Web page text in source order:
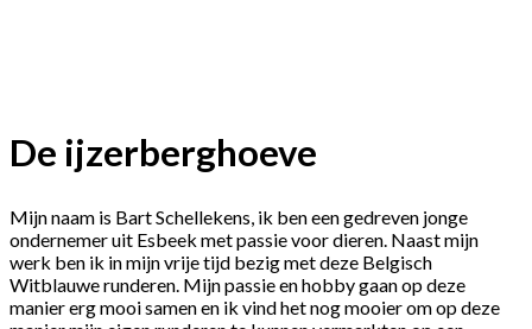
De ijzerberghoeve
Mijn naam is Bart Schellekens, ik ben een gedreven jonge
ondernemer uit Esbeek met passie voor dieren. Naast mijn
werk ben ik in mijn vrije tijd bezig met deze Belgisch
Witblauwe runderen. Mijn passie en hobby gaan op deze
manier erg mooi samen en ik vind het nog mooier om op deze